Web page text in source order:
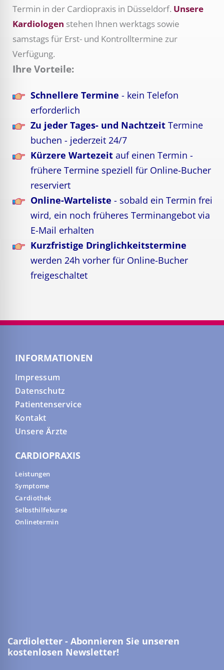
Termin in der Cardiopraxis in Düsseldorf. Unsere
Kardiologen stehen Ihnen werktags sowie
samstags für Erst- und Kontrolltermine zur
Verfügung.
Ihre Vorteile:
Schnellere Termine- kein Telefon
erforderlich
Zu jeder Tages- und Nachtzeit Termine
buchen - jederzeit 24/7
Kürzere Wartezeit auf einen Termin -
frühere Termine speziell für Online-Bucher
reserviert
Online-Warteliste - sobald ein Termin frei
wird, ein noch früheres Terminangebot via
E-Mail erhalten
Kurzfristige Dringlichkeitstermine
werden 24h vorher für Online-Bucher
freigeschaltet
INFORMATIONEN
Impressum
Datenschutz
Patientenservice
Kontakt
Unsere Ärzte
CARDIOPRAXIS
Leistungen
Symptome
Cardiothek
Selbsthilfekurse
Onlinetermin
Cardioletter - Abonnieren Sie unseren
kostenlosen Newsletter!